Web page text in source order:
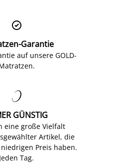

Garantie
auf unsere GOLD-

GÜNSTIG
eine große Vielfalt
Artikel, die
Preis haben.
Jeden Tag.